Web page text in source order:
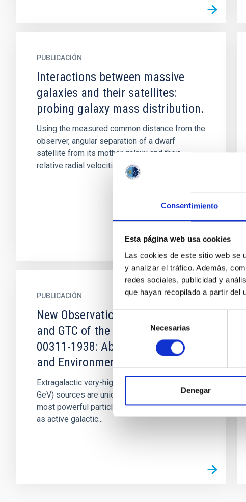
Consentimiento
Esta página web usa cookies
Las cookies de este sitio web se
y analizar el tráfico. Además,
redes sociales, publicidad y
que hayan recopilado a partir del
Selección
consentimiento
Necesarias
Denegar
PUBLICACIÓN
Interactions between massive
galaxies and their satellites:
probing galaxy mass distribution.
Using the measured common distance from the
observer, angular separation of a dwarf
satellite from its mother galaxy and their
relative radial velocities, plus...
PUBLICACIÓN
New Observations with Gemini
and GTC of the VHE Blazar KUV
00311-1938: About Its Redshift
and Environment
Extragalactic very-high-energy (VHE; E > 100
GeV) sources are unique objects to study the
most powerful particle accelerators in nature,
as active galactic...